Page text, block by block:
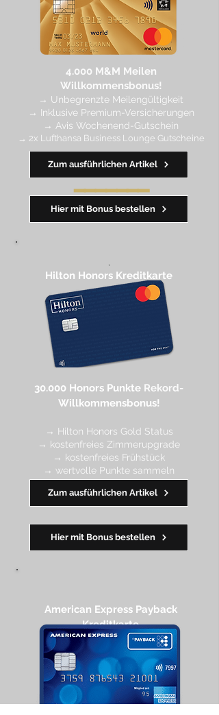
4.000 M &M Meilen
Willkommensbonus!
→ Unbegrenzte Meilengültigkeit
→ Inklusive Premium-Versicherungen
→ Avis Wochenend-Gutschein
→ 2x Lufthansa Business Lounge Gutscheine
━━━━━━━
Hier mit Bonus bestellen
Zum ausführlichen Artikel
,
Hilton Honors Kreditkarte​
30.000 Honors Punkte Rekord-
Willkommensbonus!
→ Hilton Honors Gold Status
→ kostenfreies Zimmerupgrade
→ kostenfreies Frühstück
→ wertvolle Punkte sammeln
→ Early Check-in + Late Check-out
━━━━━━━
Hier mit Bonus bestellen
Zum ausführlichen Artikel
American Express Payback
Kreditkarte​